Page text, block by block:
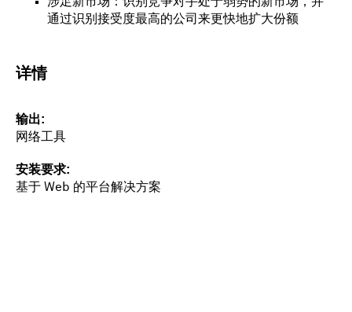
通过识别接受度最高的公司来更快地扩大份额
详情
输出
网络工具
安装要求
基于 Web 的平台解决方案